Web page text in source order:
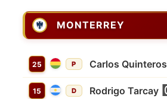
MONTERREY
25 P Carlos Quinteros
15 D Rodrigo Tarcay